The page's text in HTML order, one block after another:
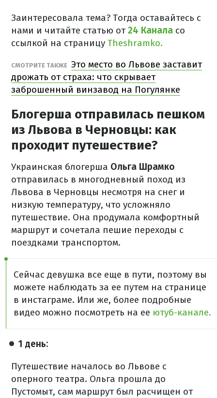
Заинтересовала тема? Тогда оставайтесь с
нами и читайте статью от24 Канала со
ссылкой на страницу Theshramko.
СМОТРИТЕ ТАКЖЕ Это место во Львове заставит
дрожать от страха: что скрывает
заброшенный винзавод на Погулянке
Блогерша отправилась пешком
из Львова в Черновцы: как
проходит путешествие?
Украинская блогерша Ольга Шрамко
отправилась в многодневный поход из
Львова в Черновцы несмотря на снег и
низкую температуру, что усложняло
путешествие. Она продумала комфортный
маршрут и сочетала пешие переходы с
поездками транспортом.
Сейчас девушка все еще в пути, поэтому вы
можете наблюдать за ее путем на странице
в инстаграме. Или же, более подробные
видео можно посмотреть на ее ютуб-канале.
1 день:
Путешествие началось во Львове с
оперного театра. Ольга прошла до
Пустомыт, сам маршрут был расчищен от